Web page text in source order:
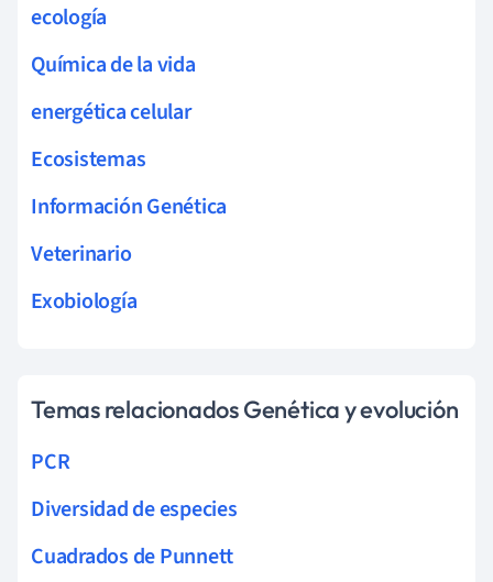
ecología
Química de la vida
energética celular
Ecosistemas
Información Genética
Veterinario
Exobiología
Temas relacionados Genética y evolución
PCR
Diversidad de especies
Cuadrados de Punnett